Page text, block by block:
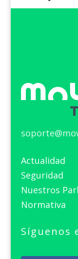
Actualidad
Seguridad
Nuestros
Normativa
Síguenos